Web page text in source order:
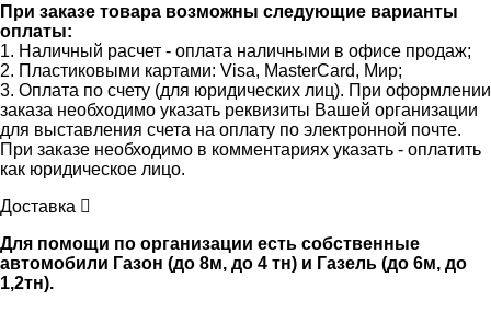
При заказе товара возможны следующие варианты
оплаты:
1. Наличный расчет - оплата наличными в офисе продаж;
2. Пластиковыми картами: Visa, MasterCard, Мир;
3. Оплата по счету (для юридических лиц). При оформлении
заказа необходимо указать реквизиты Вашей организации
для выставления счета на оплату по электронной почте.
При заказе необходимо в комментариях указать - оплатить
как юридическое лицо.
Доставка
Для помощи по организации есть собственные
автомобили Газон (до 8м, до 4 тн) и Газель (до 6м, до
1,2тн).